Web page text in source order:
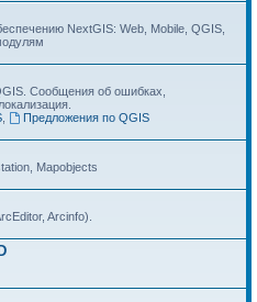
NextGIS: Web, Mobile, QGIS,
Сообщения об ошибках,
,
Предложения по QGIS
Mapobjects
Arcinfo).